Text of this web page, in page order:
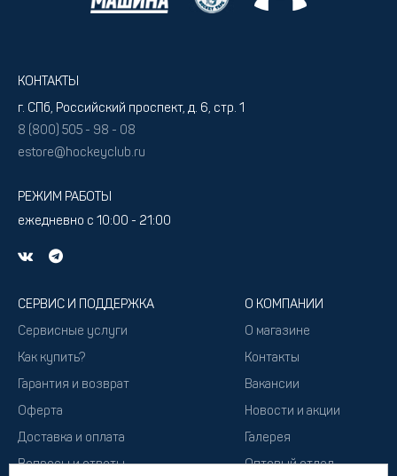
КОНТАКТЫ
г. СПб, Российский проспект, д. 6, стр. 1
8 (800) 505 - 98 - 08
estore@hockeyclub.ru
РЕЖИМ РАБОТЫ
ежедневно с 10:00 - 21:00
СЕРВИС И ПОДДЕРЖКА
Сервисные услуги
Как купить?
Гарантия и возврат
Оферта
Доставка и оплата
Вопросы и ответы
О КОМПАНИИ
О магазине
Контакты
Вакансии
Новости и акции
Галерея
Оптовый отдел